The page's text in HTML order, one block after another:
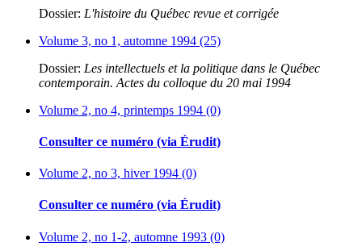
Dossier: L'histoire du Québec revue et corrigée
Volume 3, no 1, automne 1994 (25)
Dossier: Les intellectuels et la politique dans le Québec
contemporain. Actes du colloque du 20 mai 1994
Volume 2, no 4, printemps 1994 (0)
Consulter ce numéro (via Érudit)
Volume 2, no 3, hiver 1994 (0)
Consulter ce numéro (via Érudit)
Volume 2, no 1-2, automne 1993 (0)